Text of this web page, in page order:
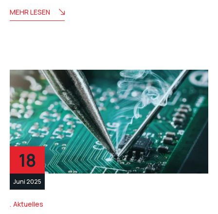
MEHR LESEN
18
Juni 2025
Aktuelles